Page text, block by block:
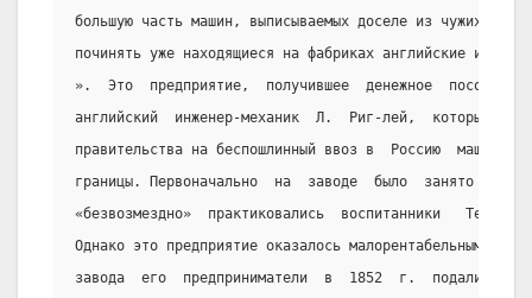
большую часть машин, выписываемых доселе из чужих
починять уже находящиеся на фабриках английские и
».  Это  предприятие,  получившее  денежное  пособие
английский  инженер-механик  Л.  Риг-лей,  который
правительства на беспошлинный ввоз в  Россию
границы. Первоначально  на  заводе  было  занято  115
«безвозмездно»  практиковались  воспитанники
Однако это предприятие оказалось малорентабельным.
завода  его  предприниматели  в  1852  г.  подали